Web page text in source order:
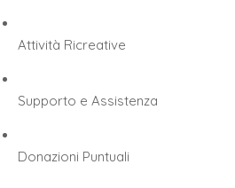
Attività Ricreative
Supporto e Assistenza
Donazioni Puntuali